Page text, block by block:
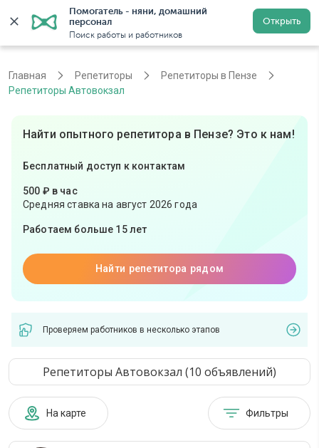
Помогатель - няни, домашний
персонал
Поиск работы и работников
Открыть
Регистрация
Главная Репетиторы
Репетиторы в Пензе
Репетиторы Автовокзал
Найти опытного репетитора в Пензе? Это к нам!
Бесплатный доступ к контактам
500 ₽ в час
Средняя ставка на август 2026 года
Работаем больше 15 лет
Найти репетитора рядом
Проверяем работников в несколько этапов
Репетиторы Автовокзал (10 объявлений)
На карте Фильтры